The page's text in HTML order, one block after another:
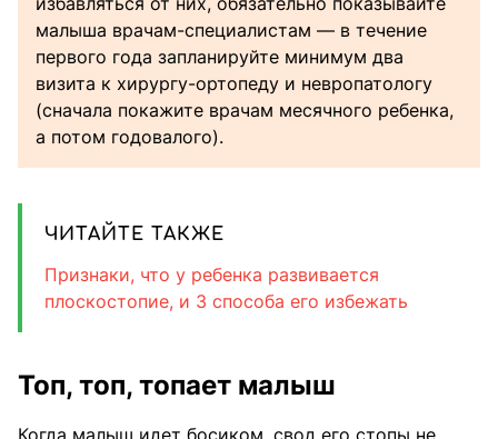
малыша врачам-специалистам — в течение
первого года запланируйте минимум два
визита к хирургу-ортопеду и невропатологу
(сначала покажите врачам месячного ребенка,
а потом годовалого).
ЧИТАЙТЕ ТАКЖЕ
Признаки, что у ребенка развивается
плоскостопие, и 3 способа его избежать
Топ, топ, топает малыш
Когда малыш идет босиком, свод его стопы не